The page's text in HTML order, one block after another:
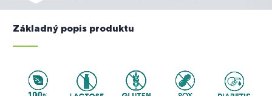
Základný popis produktu